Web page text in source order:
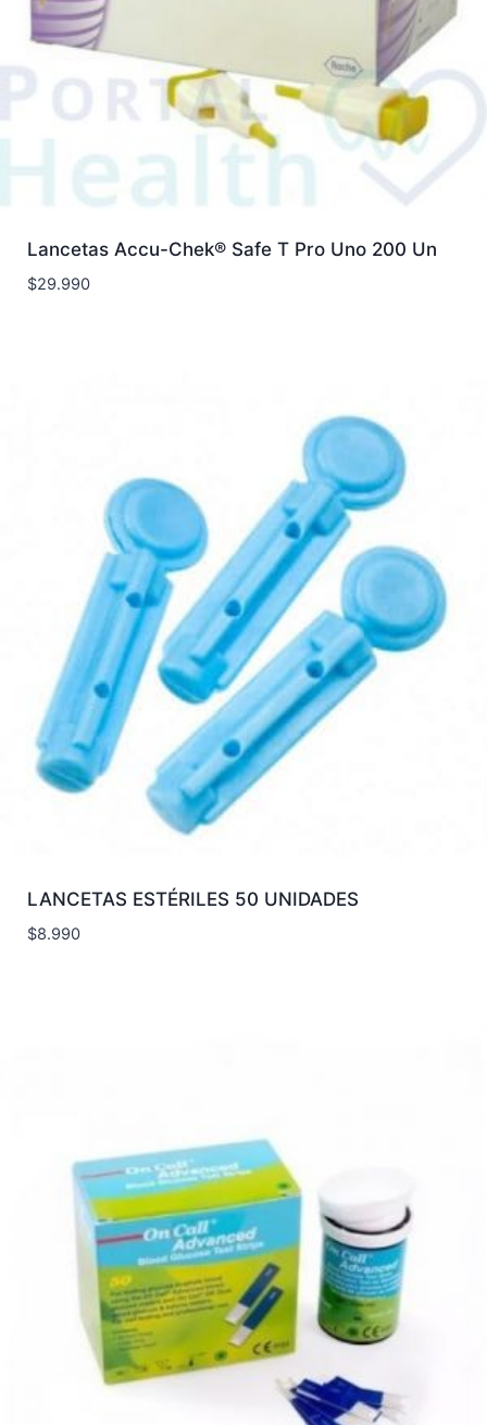
Lancetas Accu-Chek® Safe T Pro Uno 200 Un
$29.990
LANCETAS ESTÉRILES 50 UNIDADES
$8.990